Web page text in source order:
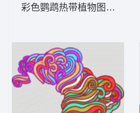
彩色鹦鹉热带植物图案 鸟